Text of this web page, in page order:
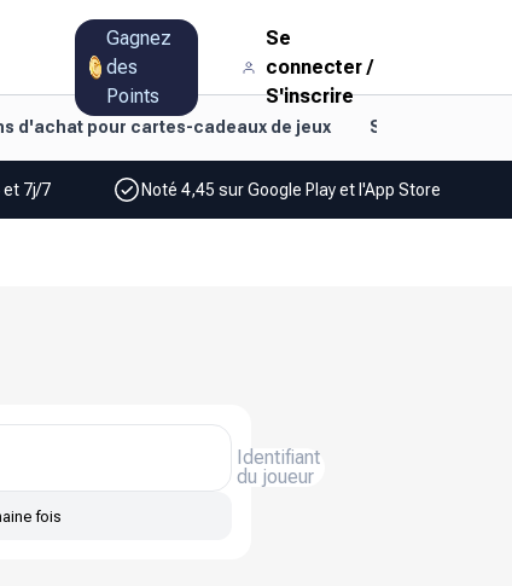
Gagnez
des
Points
Se
connecter/
S'inscrire
d'achat pour cartes-cadeaux de jeux Style de vie et
7j/7 Noté 4,45 sur Google Play et l'App Store
Identifiant
du joueur
fois